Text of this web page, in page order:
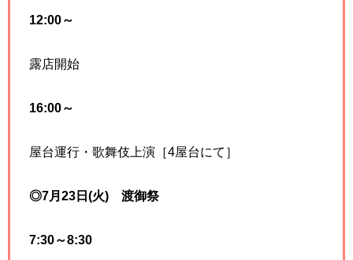
12:00～
露店開始
16:00～
屋台運行・歌舞伎上演［4屋台にて］
◎7月23日 (火) 渡御祭
7:30～8:30